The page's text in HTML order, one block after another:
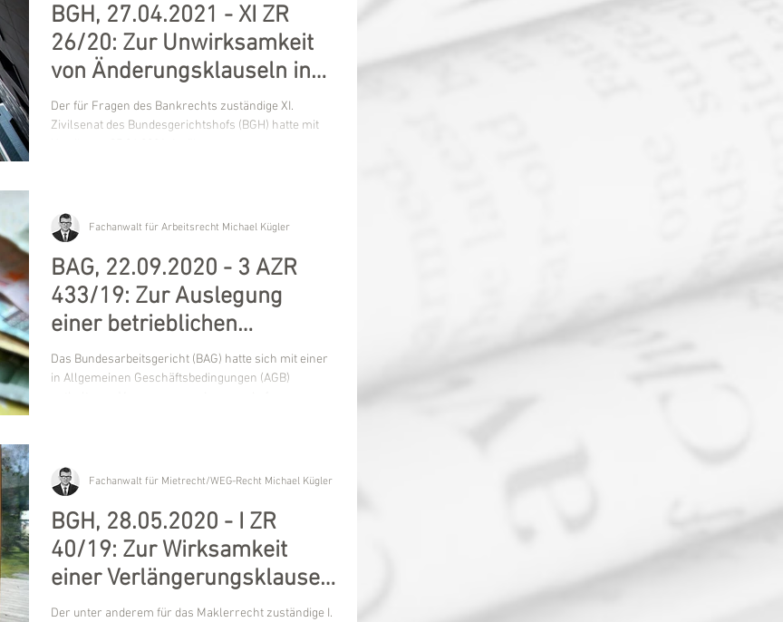
BGH, 27.04.2021 - XI ZR
26/20: Zur Unwirksamkeit
von Änderungsklauseln in
Banken-AGB
Der für Fragen des Bankrechts zuständige XI.
Zivilsenat des Bundesgerichtshofs (BGH) hatte mit
BAG, 22.09.2020 - 3 AZR
433/19: Zur Auslegung
einer betrieblichen
Versorgungsordnung (AGB)
Das Bundesarbeitsgericht (BAG) hatte sich mit einer
in Allgemeinen Geschäftsbedingungen (AGB)
Fachanwalt für Arbeitsrecht Michael Kügler
BGH, 28.05.2020 - I ZR
40/19: Zur Wirksamkeit
einer Verlängerungsklausel
im Maklervertrag
Der unter anderem für das Maklerrecht zuständige I.
Fachanwalt für Mietrecht/WEG-Recht Michael Kügler